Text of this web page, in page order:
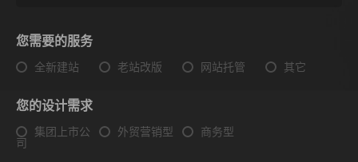
您需要的服务
全新建站 老站改版 网站托管 其它
您的设计需求
集团上市公
司
外贸营销型 商务型